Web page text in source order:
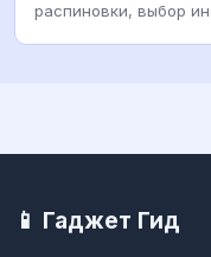
распиновки, выбор
📱 Гаджет Гид